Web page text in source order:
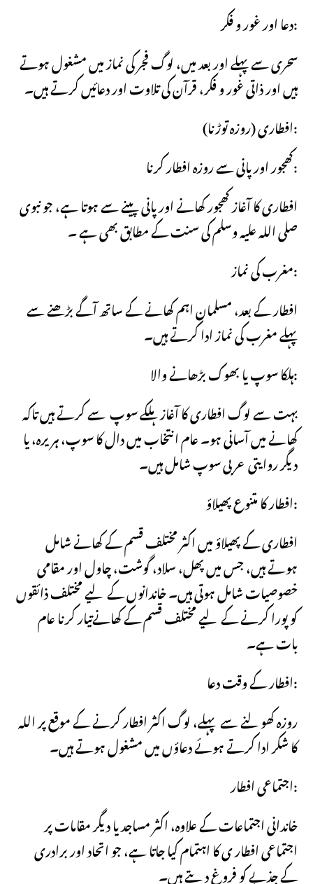
دعا اور غور و فکر:
سحری سے پہلے اور بعد میں، لوگ فجر کی نماز میں مشغول ہوتے
ہیں اور ذاتی غور و فکر، قرآن کی تلاوت اور دعائیں کرتے ہیں۔
افطاری (روزہ توڑنا):
کھجور اور پانی سے روزہ افطار کرنا:
افطاری کا آغاز کھجور کھانے اور پانی پینے سے ہوتا ہے، جو نبوی
صلی اللہ علیہ وسلم کی سنت کے مطابق بھی ہے ۔
مغرب کی نماز:
افطار کے بعد، مسلمان اہم کھانے کے ساتھ آگے بڑھنے سے
پہلے مغرب کی نماز ادا کرتے ہیں۔
ہلکا سوپ یا بھوک بڑھانے والا:
بہت سے لوگ افطاری کا آغاز ہلکے سوپ سے کرتے ہیں تاکہ
کھانے میں آسانی ہو۔ عام انتخاب میں دال کا سوپ، ہریرہ، یا
دیگر روایتی عربی سوپ شامل ہیں۔
افطار کا متنوع پھیلاؤ:
افطاری کے پھیلاؤ میں اکثر مختلف قسم کے کھانے شامل
ہوتے ہیں، جس میں پھل، سلاد، گوشت، چاول اور مقامی
خصوصیات شامل ہوتی ہیں۔ خاندانوں کے لیے مختلف ذائقوں
کو پورا کرنے کے لیے مختلف قسم کے کھانےتیار کرنا عام
بات ہے۔
افطار کے وقت دعا:
روزہ کھولنے سے پہلے، لوگ اکثر افطار کرنے کے موقع پر اللہ
کا شکر ادا کرتے ہوئے دعاؤں میں مشغول ہوتے ہیں۔
اجتماعی افطار:
خاندانی اجتماعات کے علاوہ، اکثر مساجد یا دیگر مقامات پر
اجتماعی افطار ی کا اہتمام کیا جاتا ہے، جو اتحاد اور برادری
کے جذبے کو فروغ دیتے ہیں۔